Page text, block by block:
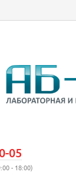
05
- 18:00)